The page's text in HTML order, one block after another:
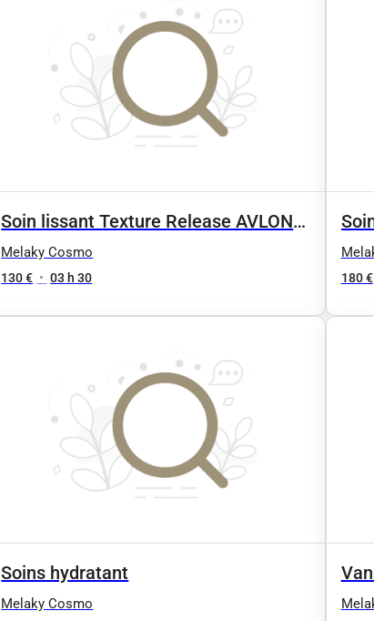
Soin lissant Texture Release AVLON
(Court)
Melaky Cosmo
130 € • 03 h 30 180 €
Soins hydratant
Melaky Cosmo